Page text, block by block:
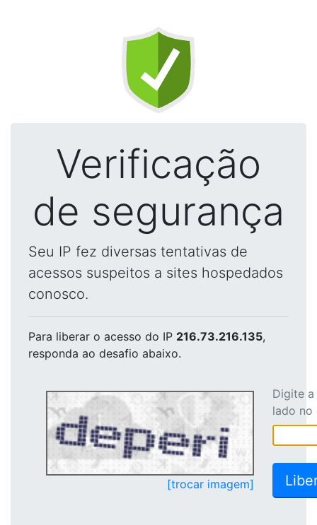
Verificação
de segurança
Seu IP fez diversas tentativas de
acessos suspeitos a sites hospedados
conosco.
Para liberar o acesso do IP 216.73.216.135,
responda ao desafio abaixo.
[trocar imagem]
Digite
lado no